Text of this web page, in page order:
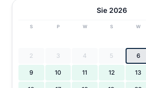
Sie 2026
S P W S W
2 3 4 5 6
9 10 11 12 13